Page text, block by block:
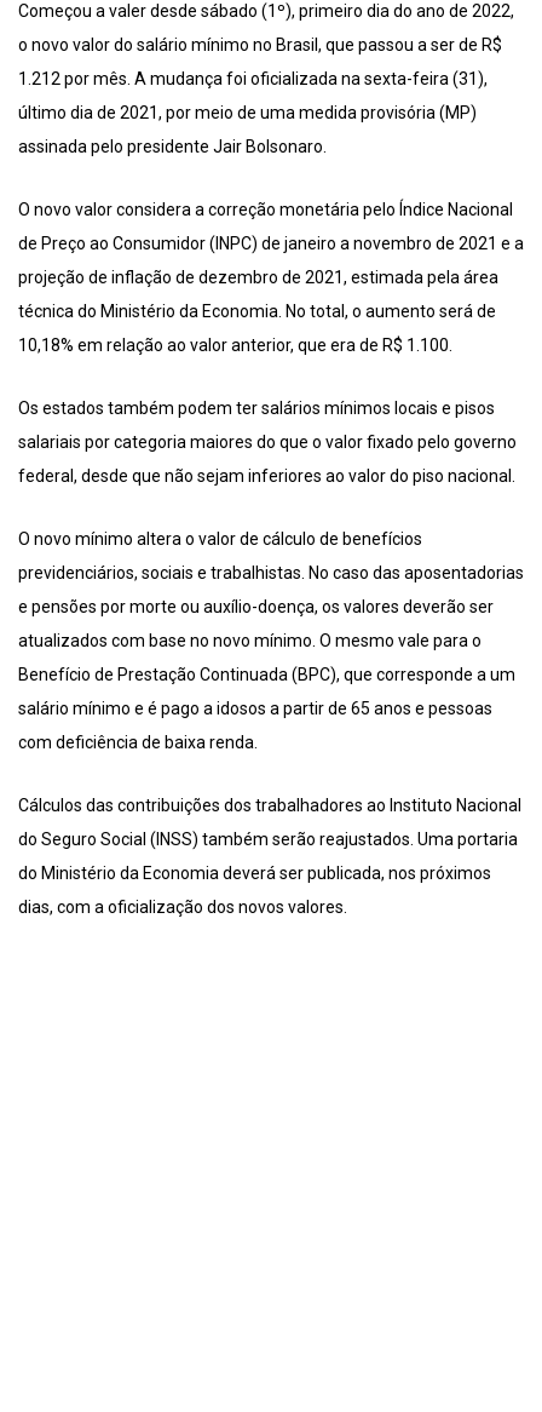
Começou a valer desde sábado (1º), primeiro dia do ano de 2022,
o novo valor do salário mínimo no Brasil, que passou a ser de R$
1.212 por mês. A mudança foi oficializada na sexta-feira (31),
último dia de 2021, por meio de uma medida provisória (MP)
assinada pelo presidente Jair Bolsonaro.
O novo valor considera a correção monetária pelo Índice Nacional
de Preço ao Consumidor (INPC) de janeiro a novembro de 2021 e a
projeção de inflação de dezembro de 2021, estimada pela área
técnica do Ministério da Economia. No total, o aumento será de
10,18% em relação ao valor anterior, que era de R$ 1.100.
Os estados também podem ter salários mínimos locais e pisos
salariais por categoria maiores do que o valor fixado pelo governo
federal, desde que não sejam inferiores ao valor do piso nacional.
O novo mínimo altera o valor de cálculo de benefícios
previdenciários, sociais e trabalhistas. No caso das aposentadorias
e pensões por morte ou auxílio-doença, os valores deverão ser
atualizados com base no novo mínimo. O mesmo vale para o
Benefício de Prestação Continuada (BPC), que corresponde a um
salário mínimo e é pago a idosos a partir de 65 anos e pessoas
com deficiência de baixa renda.
Cálculos das contribuições dos trabalhadores ao Instituto Nacional
do Seguro Social (INSS) também serão reajustados. Uma portaria
do Ministério da Economia deverá ser publicada, nos próximos
dias, com a oficialização dos novos valores.